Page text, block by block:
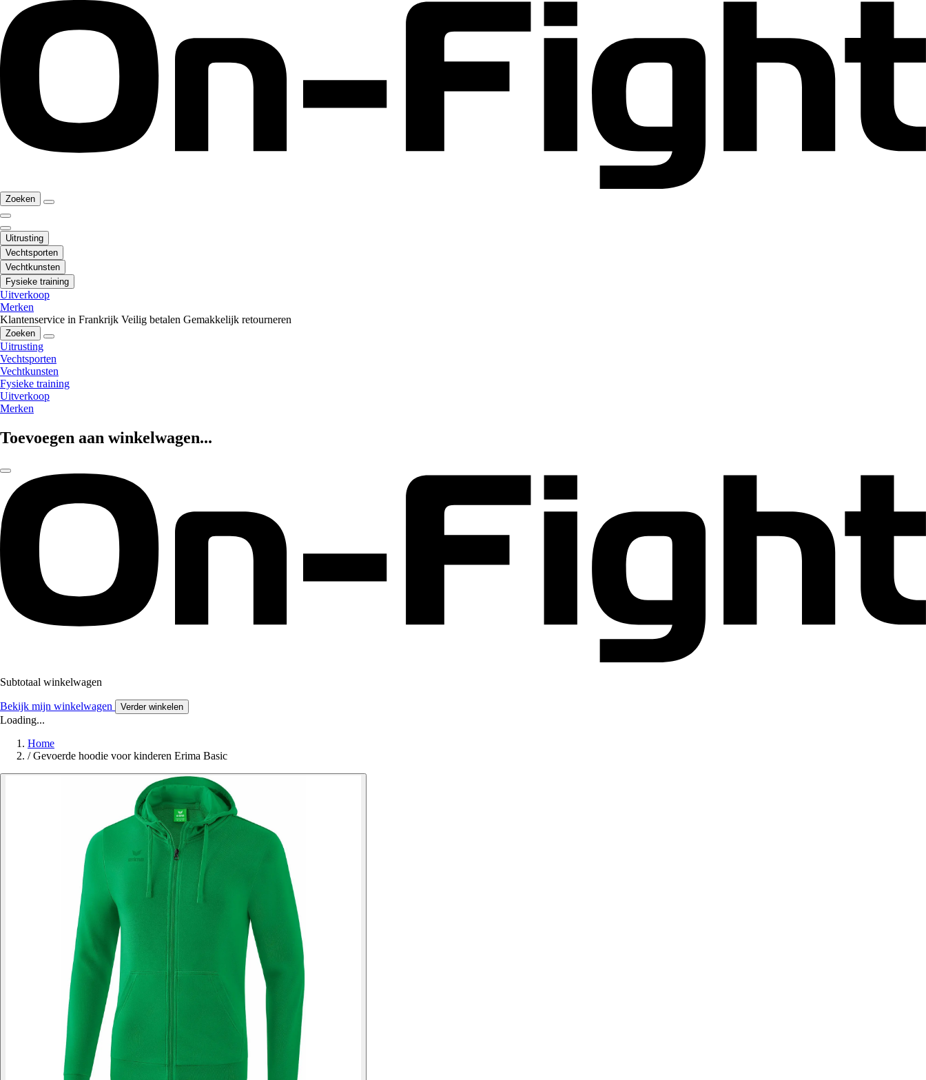
Zoeken
Uitrusting
Vechtsporten
Vechtkunsten
Fysieke training
Uitverkoop
Merken
Klantenservice in Frankrijk Veilig betalen Gemakkelijk retourneren
Zoeken
Uitrusting
Vechtsporten
Vechtkunsten
Fysieke training
Uitverkoop
Merken
Toevoegen aan winkelwagen...
Subtotaal winkelwagen
Bekijk mijn winkelwagen Verder winkelen
Loading...
Home
/ Gevoerde hoodie voor kinderen Erima Basic